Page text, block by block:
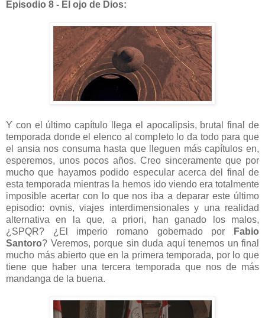
Episodio 8 - El ojo de Dios:
Y con el último capítulo llega el apocalipsis, brutal final de
temporada donde el elenco al completo lo da todo para que
el ansia nos consuma hasta que lleguen más capítulos en,
esperemos, unos pocos años. Creo sinceramente que por
mucho que hayamos podido especular acerca del final de
esta temporada mientras la hemos ido viendo era totalmente
imposible acertar con lo que nos iba a deparar este último
episodio: ovnis, viajes interdimensionales y una realidad
alternativa en la que, a priori, han ganado los malos,
¿SPQR? ¿El imperio romano gobernado por
Fabio
Santoro? Veremos, porque sin duda aquí tenemos un final
mucho más abierto que en la primera temporada, por lo que
tiene que haber una tercera temporada que nos de más
mandanga de la buena.